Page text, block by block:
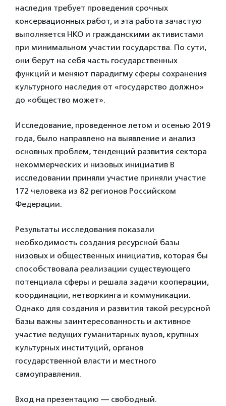
наследия требует проведения срочных
консервационных работ, и эта работа зачастую
выполняется НКО и гражданскими активистами
при минимальном участии государства. По сути,
они берут на себя часть государственных
функций и меняют парадигму сферы сохранения
культурного наследия от «государство должно»
до «общество может».
Исследование, проведенное летом и осенью 2019
года, было направлено на выявление и анализ
основных проблем, тенденций развития сектора
некоммерческих и низовых инициатив В
исследовании приняли участие приняли участие
172 человека из 82 регионов Российском
Федерации.
Результаты исследования показали
необходимость создания ресурсной базы
низовых и общественных инициатив, которая бы
способствовала реализации существующего
потенциала сферы и решала задачи кооперации,
координации, нетворкинга и коммуникации.
Однако для создания и развития такой ресурсной
базы важны заинтересованность и активное
участие ведущих гуманитарных вузов, крупных
культурных институций, органов
государственной власти и местного
самоуправления.
Вход на презентацию — свободный.